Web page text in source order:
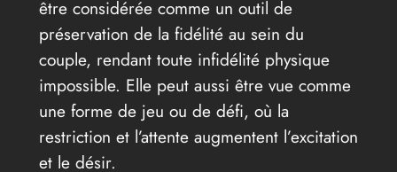
être considérée comme un outil de
préservation de la fidélité au sein du
couple, rendant toute infidélité physique
impossible. Elle peut aussi être vue comme
une forme de jeu ou de défi, où la
restriction et l’attente augmentent l’excitation
et le désir.